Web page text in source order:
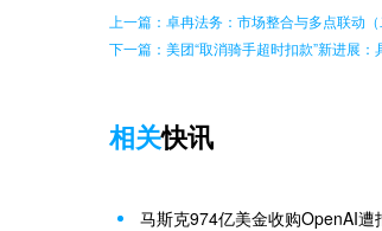
上一篇：卓冉法务：市场整合与多点联动（
下一篇：美团“取消骑手超时扣款”新进展
相关快讯
马斯克974亿美金收购OpenAI遭